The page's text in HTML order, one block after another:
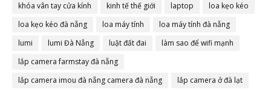
khóa vân tay cửa kính
kinh tế thế giới laptop
loa kẹo kéo
loa kẹo kéo đà nẵng
loa máy tính
loa máy tính đà nẵng
lumi
lumi Đà Nẵng luật đất đai
làm sao để wifi mạnh
lắp camera farmstay đà nẵng
lắp camera imou đà nẵng camera đà nẵng
lắp camera ở đà lạt